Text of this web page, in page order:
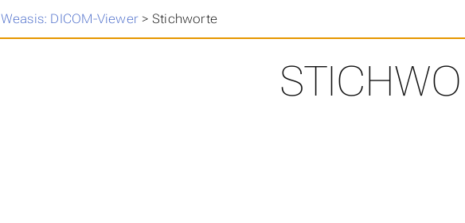
Weasis: DICOM-Viewer > Stichworte